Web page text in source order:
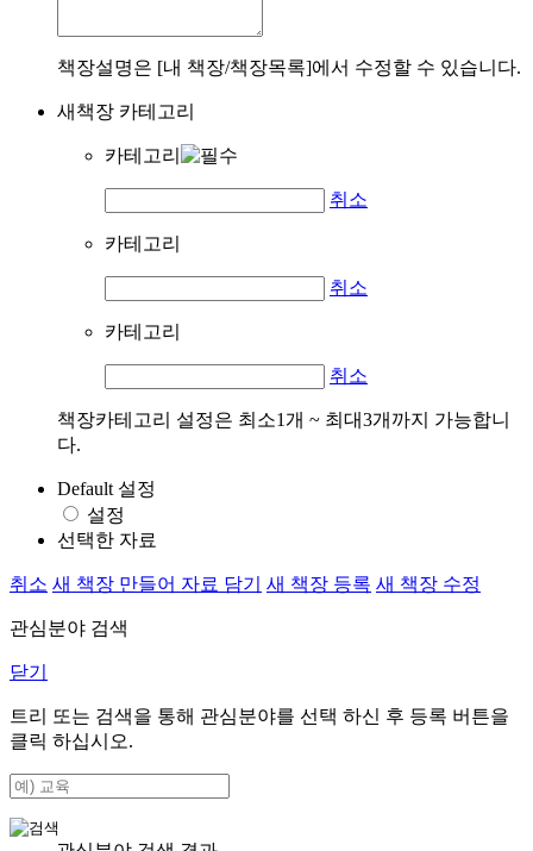
책장설명은 [내 책장/책장목록]에서 수정할 수 있습니다.
새책장 카테고리
카테고리
취소
카테고리
취소
카테고리
취소
책장카테고리 설정은 최소1개 ~ 최대3개까지 가능합니
다.
Default 설정
설정
선택한 자료
취소 새 책장 만들어 자료 담기 새 책장 등록 새 책장 수정
관심분야 검색
닫기
트리 또는 검색을 통해 관심분야를 선택 하신 후 등록 버튼을
클릭 하십시오.